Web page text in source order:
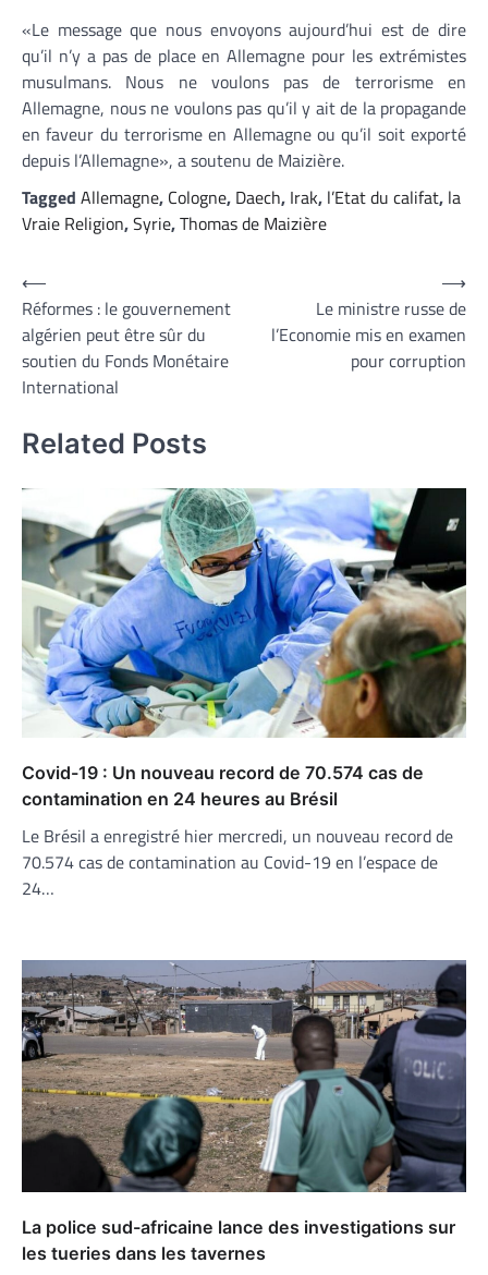
«Le message que nous envoyons aujourd’hui est de dire
qu’il n’y a pas de place en Allemagne pour les extrémistes
musulmans. Nous ne voulons pas de terrorisme en
Allemagne, nous ne voulons pas qu’il y ait de la propagande
en faveur du terrorisme en Allemagne ou qu’il soit exporté
depuis l’Allemagne», a soutenu de Maizière.
Tagged Allemagne, Cologne, Daech, Irak, l’Etat du califat, la
Vraie Religion,Syrie,Thomas de Maizière
Navigation
de
l’article
⟵
Réformes : le gouvernement
algérien peut être sûr du
soutien du Fonds Monétaire
International
Le ministre russe de
l’Economie mis en examen
pour corruption
⟶
Related Posts
Covid-19 : Un nouveau record de 70.574 cas de
contamination en 24 heures au Brésil
Le Brésil a enregistré hier mercredi, un nouveau record de
70.574 cas de contamination au Covid-19 en l’espace de
24…
La police sud-africaine lance des investigations sur
les tueries dans les tavernes